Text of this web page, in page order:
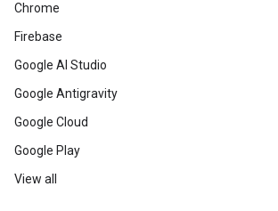
Chrome
Firebase
Google AI Studio
Google Antigravity
Google Cloud
Google Play
View all